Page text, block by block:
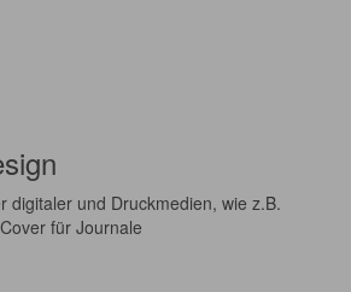
digitaler und Druckmedien, wie z.B.
für Journale